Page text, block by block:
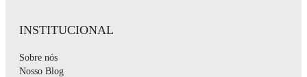
INSTITUCIONAL
Sobre nós
Nosso Blog